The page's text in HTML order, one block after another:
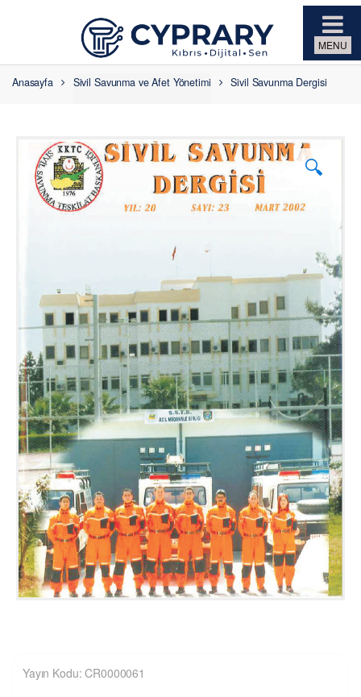
Anasayfa Sivil Savunma ve Afet Yönetimi Sivil Savunma Dergisi
🔍
Yayın Kodu: CR0000061